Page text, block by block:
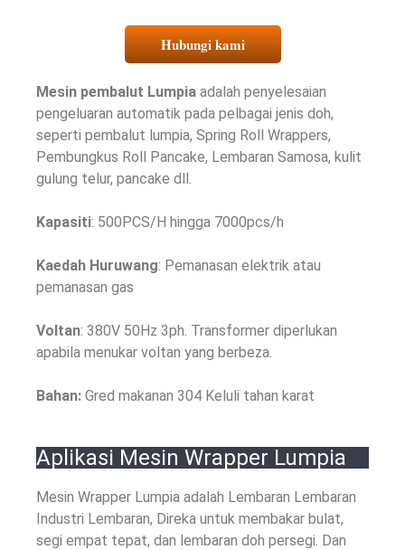
Hubungi kami
Mesin pembalut Lumpia adalah penyelesaian
pengeluaran automatik pada pelbagai jenis doh,
seperti pembalut lumpia, Spring Roll Wrappers,
Pembungkus Roll Pancake, Lembaran Samosa, kulit
gulung telur, pancake dll.
Kapasiti: 500PCS/H hingga 7000pcs/h
Kaedah Huruwang: Pemanasan elektrik atau
pemanasan gas
Voltan: 380V 50Hz 3ph. Transformer diperlukan
apabila menukar voltan yang berbeza.
Bahan: Gred makanan 304 Keluli tahan karat
Aplikasi Mesin Wrapper Lumpia
Mesin Wrapper Lumpia adalah Lembaran Lembaran
Industri Lembaran, Direka untuk membakar bulat,
segi empat tepat, dan lembaran doh persegi. Dan